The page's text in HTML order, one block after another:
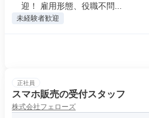
迎！ 雇用形態、役職不問...
未経験者歓迎
正社員
スマホ販売の受付スタッフ
株式会社フェローズ